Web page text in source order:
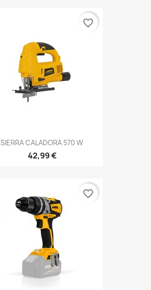
SIERRA CALADORA 570 W
42,99 €
favorite_border
favorite_border